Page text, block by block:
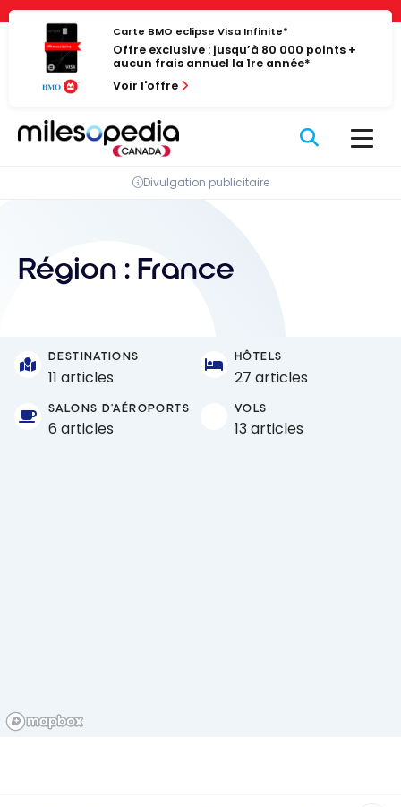
Panneau de gestion des cookies
Passer
contenu
Carte BMO eclipse Visa Infinite*
Offre exclusive : jusqu’à 80 000 points +
aucun frais annuel la 1re année*
Voir l'offre
Divulgation publicitaire
Région : France
DESTINATIONS
11 articles
HÔTELS
27 articles
SALONS D'AÉROPORTS
6 articles
VOLS
13 articles